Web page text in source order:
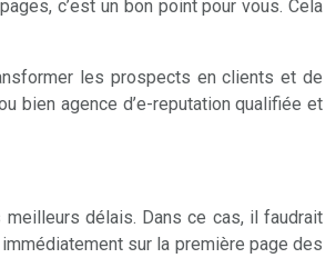
c’est un bon point pour vous. Cela
les prospects en clients et de
bien agence d’e-reputation qualifiée et
délais. Dans ce cas, il faudrait
sur la première page des